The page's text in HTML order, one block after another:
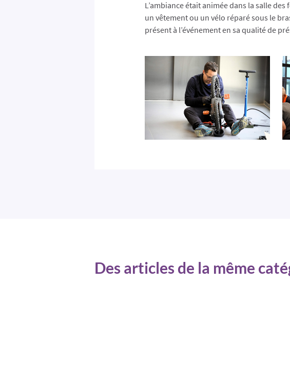
L’ambiance était animée dans la salle
un vêtement ou un vélo réparé sous le
présent à l’événement en sa qualité de
Des articles de la même